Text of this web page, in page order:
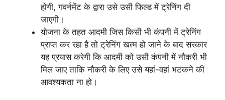
होगी, गवर्नमेंट के द्वारा उसे उसी फिल्ड में ट्रेनिंग दी
जाएगी।
योजना के तहत आदमी जिस किसी भी कंपनी में ट्रेनिंग
प्राप्त कर रहा है तो ट्रेनिंग खत्म हो जाने के बाद सरकार
यह प्रयास करेगी कि आदमी को उसी कंपनी में नौकरी भी
मिल जाए ताकि नौकरी के लिए उसे यहां-वहां भटकने की
आवश्यकता ना हो।